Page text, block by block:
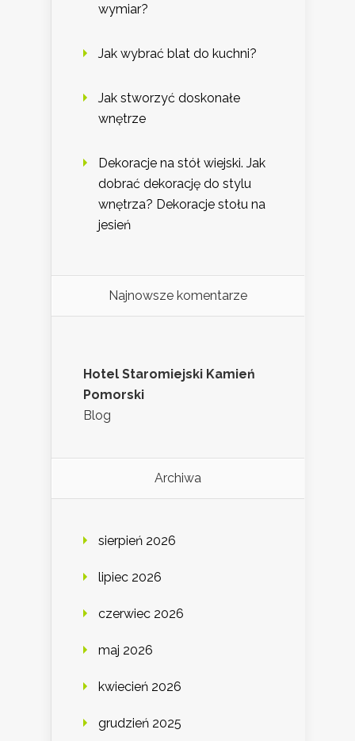
wymiar?
Jak wybrać blat do kuchni?
Jak stworzyć doskonałe
wnętrze
Dekoracje na stół wiejski. Jak
dobrać dekorację do stylu
wnętrza? Dekoracje stołu na
jesień
Najnowsze komentarze
Hotel Staromiejski Kamień
Pomorski
Blog
Archiwa
sierpień 2026
lipiec 2026
czerwiec 2026
maj 2026
kwiecień 2026
grudzień 2025